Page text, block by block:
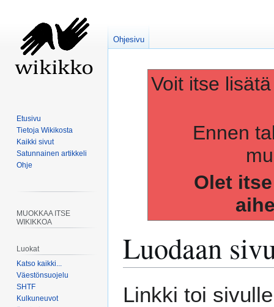
Voit itse
Ennen
Olet
Luodaan
navigaatioon
hakuun
Linkki toi
Ohjesivu
Etusivu
Tietoja Wikikosta
Kaikki sivut
Satunnainen artikkeli
Ohje
MUOKKAA ITSE
WIKIKKOA
Luokat
Katso kaikki...
Väestönsuojelu
SHTF
Kulkuneuvot